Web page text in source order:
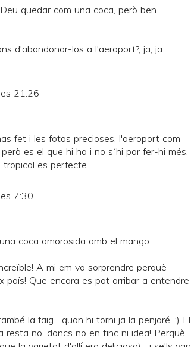
quedar com una coca, però ben
d'abandonar-los a l'aeroport?, ja, ja.
21:26
fet i les fotos precioses, l'aeroport com
es el que hi ha i no s´hi por fer-hi més.
tropical es perfecte.
7:30
coca amorosida amb el mango.
A mi em va sorprendre perquè
país! Que encara es pot arribar a entendre
la faig... quan hi torni ja la penjaré. ;) El
resta no, doncs no en tinc ni idea! Perquè